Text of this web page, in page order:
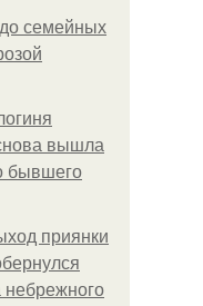
семейных
вышла
бывшего
приянки
небрежного